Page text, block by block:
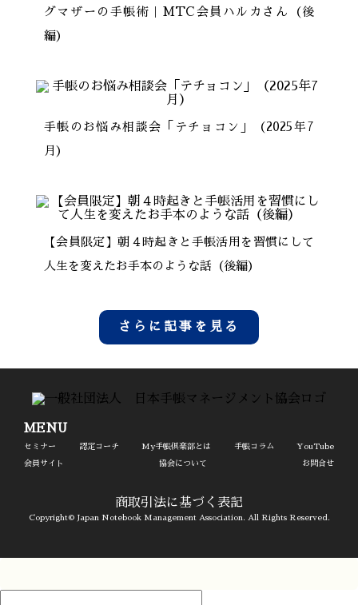
グマザーの手帳術｜MTC会員ハルカさん（後
編）
手帳のお悩み相談会「テチョコン」（2025年7
月）
【会員限定】朝４時起きと手帳活用を習慣にして
人生を変えたお手本のような話（後編）
さらに記事を見る
MENU
セミナー 認定コーチ My手帳倶楽部とは 手帳コラム YouTube
会員サイト 協会について お問合せ
商取引法に基づく表記
Copyright© Japan Notebook Management Association. All Rights Reserved.